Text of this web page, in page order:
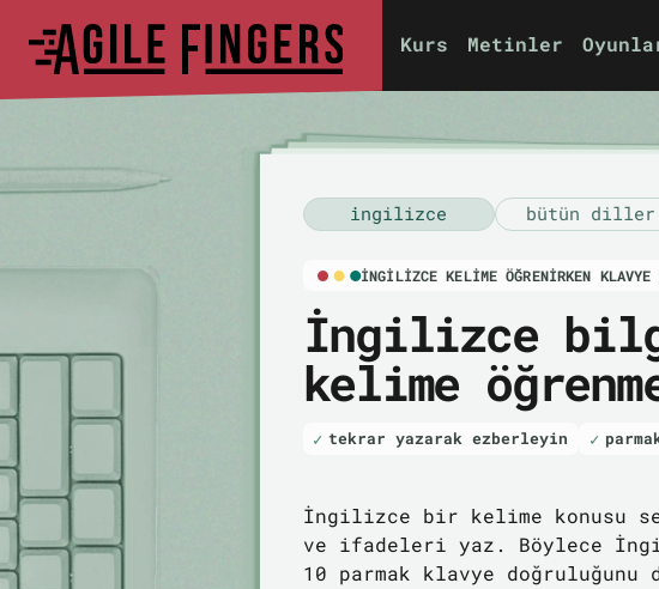
Kurs Metinler
i̇ngilizce bütün diller
İNGILIZCE KELIME ÖĞRENIRKEN
İngilizce
kelime
tekrar yazarak ezberleyin
İngilizce bir kelime konusu
ve ifadeleri yaz. Böylece
10 parmak klavye